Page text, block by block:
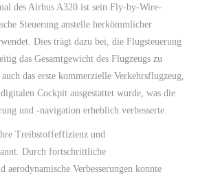
des Airbus A320 ist sein Fly-by-Wire-
Steuerung anstelle herkömmlicher
Dies trägt dazu bei, die Flugsteuerung
das Gesamtgewicht des Flugzeugs zu
das erste kommerzielle Verkehrsflugzeug,
Cockpit ausgestattet wurde, was die
und -navigation erheblich verbesserte.
Treibstoffeffizienz und
Durch fortschrittliche
aerodynamische Verbesserungen konnte